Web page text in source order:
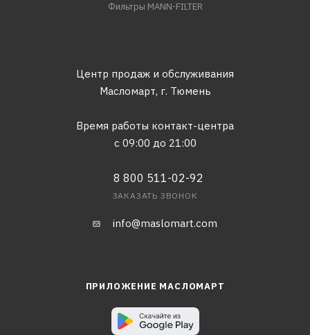
Фильтры MANN-FILTER
Центр продаж и обслуживания
Масломарт, г. Тюмень
Время работы контакт-центра
с 09:00 до 21:00
8 800 511-02-92
ЗАКАЗАТЬ ЗВОНОК
info@maslomart.com
ПРИЛОЖЕНИЕ МАСЛОМАРТ